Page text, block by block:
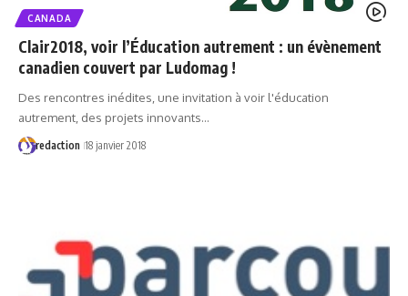
CANADA
Clair2018, voir l’Éducation autrement : un évènement
canadien couvert par Ludomag !
Des rencontres inédites, une invitation à voir l'éducation
autrement, des projets innovants…
redaction 18 janvier 2018